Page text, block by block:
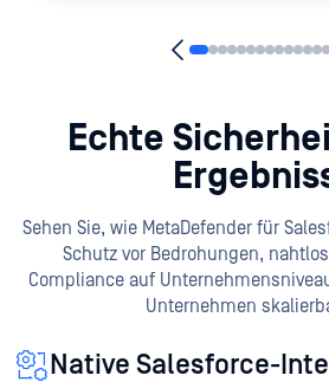
Echte
Sehen Sie, wie MetaDefender für
Schutz vor Bedrohungen,
Compliance auf
Unternehmen
Native Salesforce-